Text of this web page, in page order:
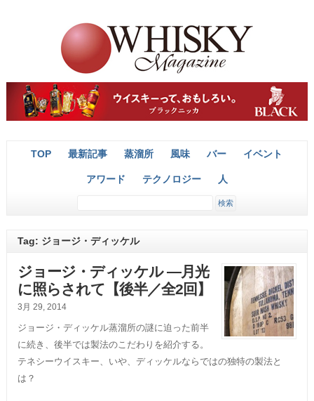
TOP 最新記事 蒸溜所 風味 バー イベント
アワード テクノロジー 人
Tag: ジョージ・ディッケル
ジョージ・ディッケル ―月光
に照らされて【後半／全2回】
3月 29, 2014
ジョージ・ディッケル蒸溜所の謎に迫った前半
に続き、後半では製法のこだわりを紹介する。
テネシーウイスキー、いや、ディッケルならではの独特の製法と
は？